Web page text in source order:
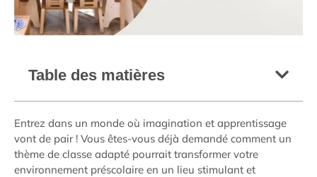
Table des matières
Entrez dans un monde où imagination et apprentissage
vont de pair ! Vous êtes-vous déjà demandé comment un
thème de classe adapté pourrait transformer votre
environnement préscolaire en un lieu stimulant et